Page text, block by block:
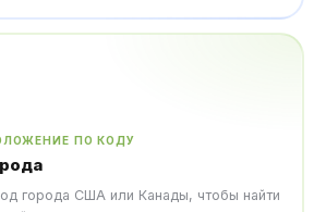
ПО КОДУ
города США или Канады, чтобы найти